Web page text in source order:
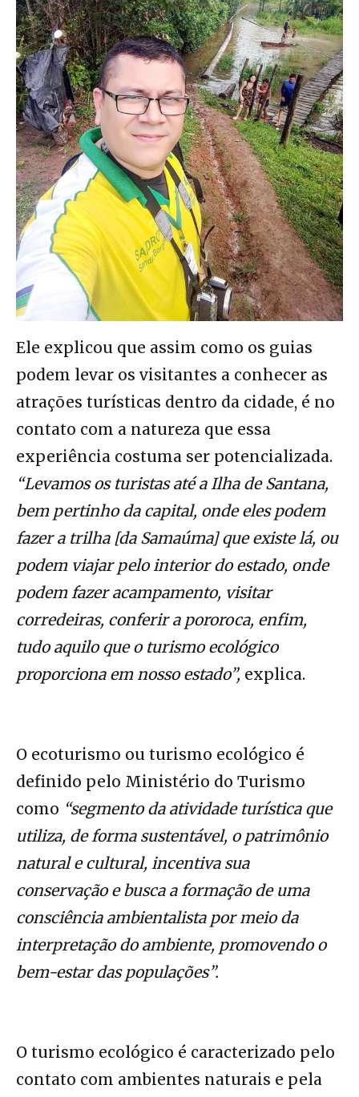
Ele explicou que assim como os guias
podem levar os visitantes a conhecer as
atrações turísticas dentro da cidade, é no
contato com a natureza que essa
experiência costuma ser potencializada.
“Levamos os turistas até a Ilha de Santana,
bem pertinho da capital, onde eles podem
fazer a trilha [da Samaúma] que existe lá, ou
podem viajar pelo interior do estado, onde
podem fazer acampamento, visitar
corredeiras, conferir a pororoca, enfim,
tudo aquilo que o turismo ecológico
proporciona em nosso estado”, explica.
O ecoturismo ou turismo ecológico é
definido pelo Ministério do Turismo
como “segmento da atividade turística que
utiliza, de forma sustentável, o patrimônio
natural e cultural, incentiva sua
conservação e busca a formação de uma
consciência ambientalista por meio da
interpretação do ambiente, promovendo o
bem-estar das populações”.
O turismo ecológico é caracterizado pelo
contato com ambientes naturais e pela